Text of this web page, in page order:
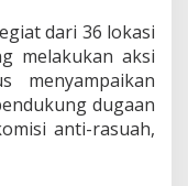
dari 36 lokasi
melakukan aksi
menyampaikan
dugaan
anti-rasuah,